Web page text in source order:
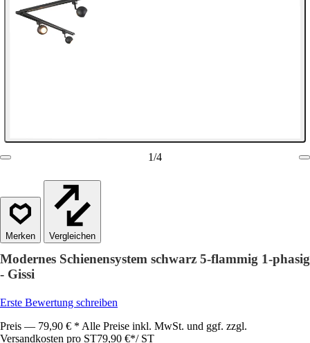
1/4
Vergleichen
Modernes Schienensystem schwarz 5-flammig 1-phasig
- Gissi
Erste Bewertung schreiben
Preis — 79,90 € * Alle Preise inkl. MwSt. und ggf. zzgl.
Versandkosten pro ST79,90 €*/ ST